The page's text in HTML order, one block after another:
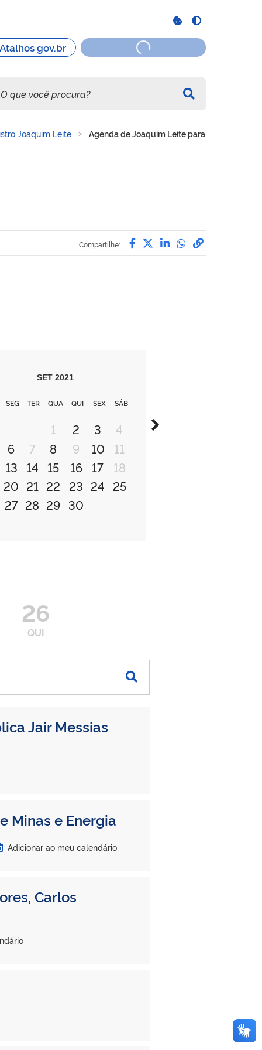
Joaquim Leite
Agenda de Joaquim Leite para
Compartilhe: Compartilhe por
Compartilhe por
Compartilhe por
Compartilhe
link para
SET 2021
SEG TER QUA QUI SEX SÁB
1 2 3
4
6 7 8 9 10
11
13 14 15 16 17
18
20 21 22 23 24 25
27 28 29 30
26
QUI
Jair Messias
Minas e Energia
Adicionar ao meu calendário
Carlos